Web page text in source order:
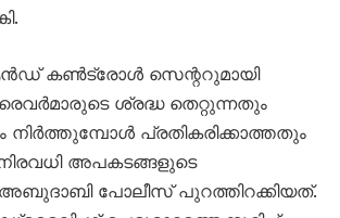
കൺട്രോൾ സെന്ററുമായി
ശ്രദ്ധ തെറ്റുന്നതും
നിർത്തുമ്പോൾ പ്രതികരിക്കാത്തതും
അപകടങ്ങളുടെ
പോലീസ് പുറത്തിറക്കിയത്.